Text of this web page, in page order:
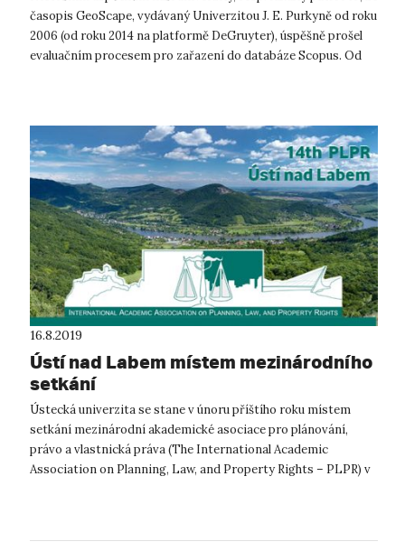
časopis GeoScape, vydávaný Univerzitou J. E. Purkyně od roku
2006 (od roku 2014 na platformě DeGruyter), úspěšně prošel
evaluačním procesem pro zařazení do databáze Scopus. Od
16.8.2019
Ústí nad Labem místem mezinárodního
setkání
Ústecká univerzita se stane v únoru příštího roku místem
setkání mezinárodní akademické asociace pro plánování,
právo a vlastnická práva (The International Academic
Association on Planning, Law, and Property Rights – PLPR) v